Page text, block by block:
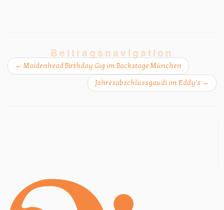
Beitragsnavigation
← Maidenhead Birthday Gig im Backstage München
Jahresabschlussgaudi im Eddy’s →